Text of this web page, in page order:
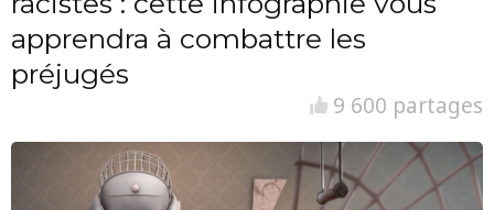
apprendra à combattre les
préjugés
9 600 partages